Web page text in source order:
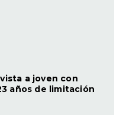
a joven con
años de limitación